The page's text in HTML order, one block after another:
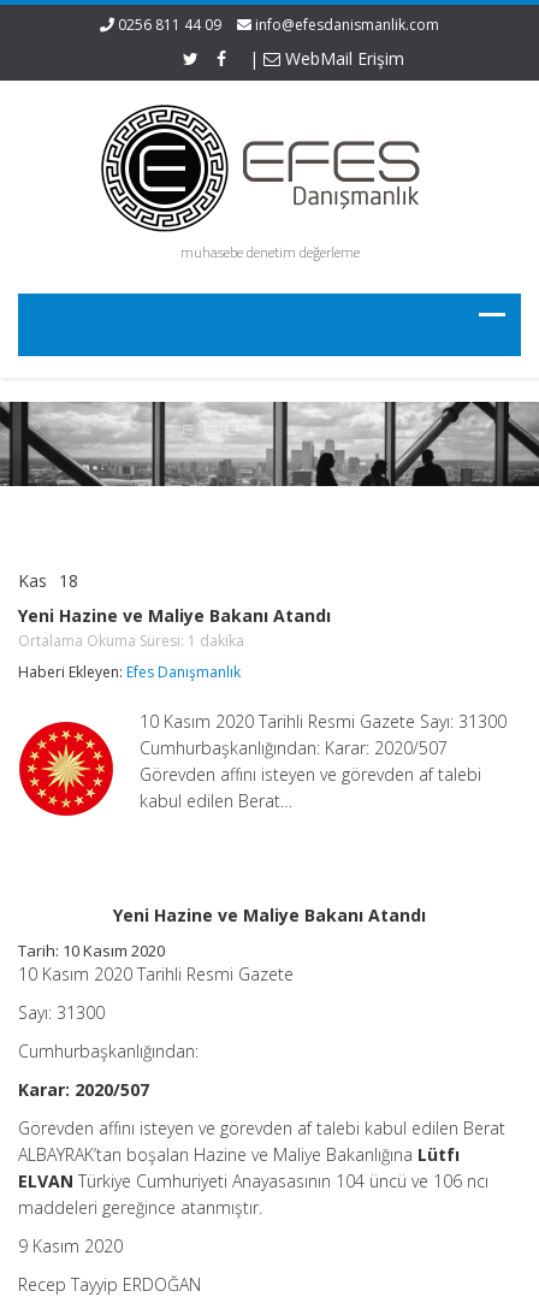
0256 811 44 09 info@efesdanismanlik.com
| WebMail Erişim
muhasebe denetim değerleme
Kas 18
ve
Maliye
Bakanı
Atandı
Okuma
Süresi:
dakika
için
Yeni Hazine ve Maliye Bakanı Atandı
Ortalama Okuma Süresi: 1 dakika
Haberi Ekleyen: Efes Danışmanlık
10 Kasım 2020 Tarihli Resmi Gazete Sayı: 31300
Cumhurbaşkanlığından: Karar: 2020/507
Görevden affını isteyen ve görevden af talebi
kabul edilen Berat…
Yeni Hazine ve Maliye Bakanı Atandı
Tarih: 10 Kasım 2020
10 Kasım 2020 Tarihli Resmi Gazete
Sayı: 31300
Cumhurbaşkanlığından:
Karar: 2020/507
Görevden affını isteyen ve görevden af talebi kabul edilen Berat
ALBAYRAK’tan boşalan Hazine ve Maliye Bakanlığına Lütfı
ELVAN Türkiye Cumhuriyeti Anayasasının 104 üncü ve 106 ncı
maddeleri gereğince atanmıştır.
9 Kasım 2020
Recep Tayyip ERDOĞAN